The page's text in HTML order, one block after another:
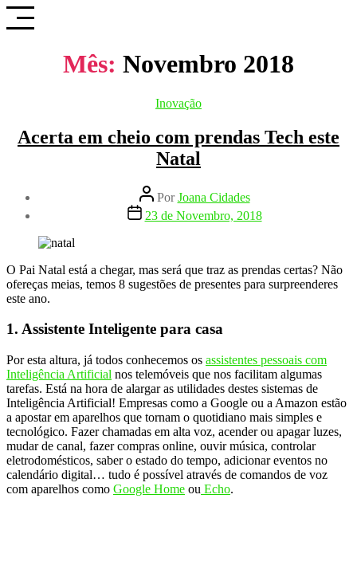
Saltar
para
Mês: Novembro 2018
Categorias
Inovação
Acerta em cheio com prendas Tech este
Natal
Autor
do
artigo
PorJoana Cidades
Data23 de Novembro, 2018
O Pai Natal está a chegar, mas será que traz as prendas certas? Não
ofereças meias, temos 8 sugestões de presentes para surpreenderes
este ano.
1. Assistente Inteligente para casa
Por esta altura, já todos conhecemos os assistentes pessoais com
Inteligência Artificial nos telemóveis que nos facilitam algumas
tarefas. Está na hora de alargar as utilidades destes sistemas de
Inteligência Artificial! Empresas como a Google ou a Amazon estão
a apostar em aparelhos que tornam o quotidiano mais simples e
tecnológico. Fazer chamadas em alta voz, acender ou apagar luzes,
mudar de canal, fazer compras online, ouvir música, controlar
eletrodomésticos, saber o estado do tempo, adicionar eventos no
calendário digital… tudo é possível através de comandos de voz
com aparelhos como Google Home ou Echo.